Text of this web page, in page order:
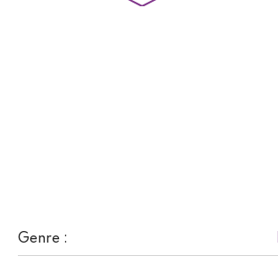
Genre :